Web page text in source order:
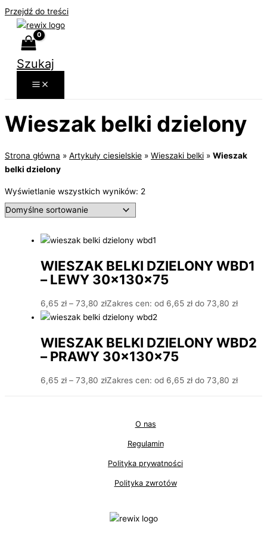
Przejdź do treści
Szukaj
Wieszak belki dzielony
Strona główna » Artykuły ciesielskie » Wieszaki belki » Wieszak
belki dzielony
Wyświetlanie wszystkich wyników: 2
WIESZAK BELKI DZIELONY WBD1
– LEWY 30x130x75
6,65 zł – 73,80 złZakres cen: od 6,65 zł do 73,80 zł
WIESZAK BELKI DZIELONY WBD2
– PRAWY 30x130x75
6,65 zł – 73,80 złZakres cen: od 6,65 zł do 73,80 zł
O nas
Regulamin
Polityka prywatności
Polityka zwrotów